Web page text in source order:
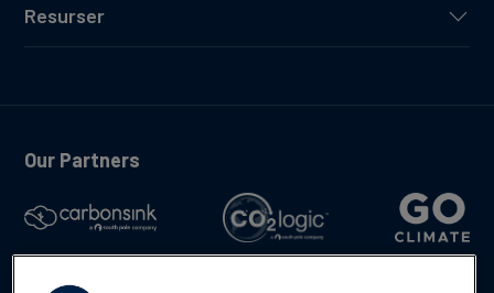
Resurser
Our Partners